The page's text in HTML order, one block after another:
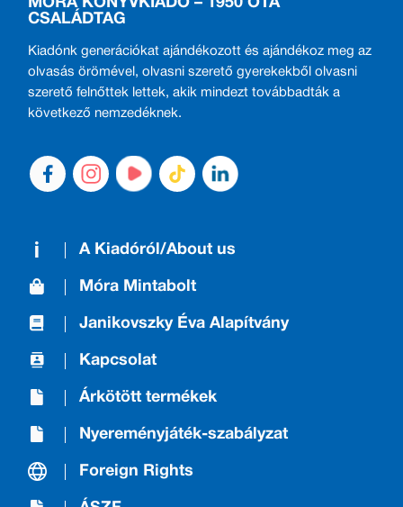
MÓRA KÖNYVKIADÓ – 1950 ÓTA
CSALÁDTAG
Kiadónk generációkat ajándékozott és ajándékoz meg az
olvasás örömével, olvasni szerető gyerekekből olvasni
szerető felnőttek lettek, akik mindezt továbbadták a
következő nemzedéknek.
A Kiadóról/About us
Móra Mintabolt
Janikovszky Éva Alapítvány
Kapcsolat
Árkötött termékek
Nyereményjáték-szabályzat
Foreign Rights